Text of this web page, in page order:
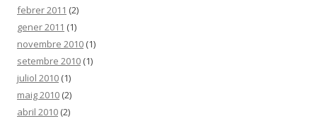
febrer 2011 (2)
gener 2011 (1)
novembre 2010 (1)
setembre 2010 (1)
juliol 2010 (1)
maig 2010 (2)
abril 2010 (2)